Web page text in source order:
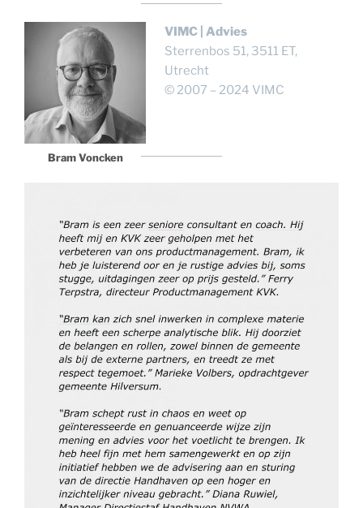
Bram Voncken
VIMC | Advies
Sterrenbos 51, 3511 ET,
Utrecht
© 2007 – 2024 VIMC